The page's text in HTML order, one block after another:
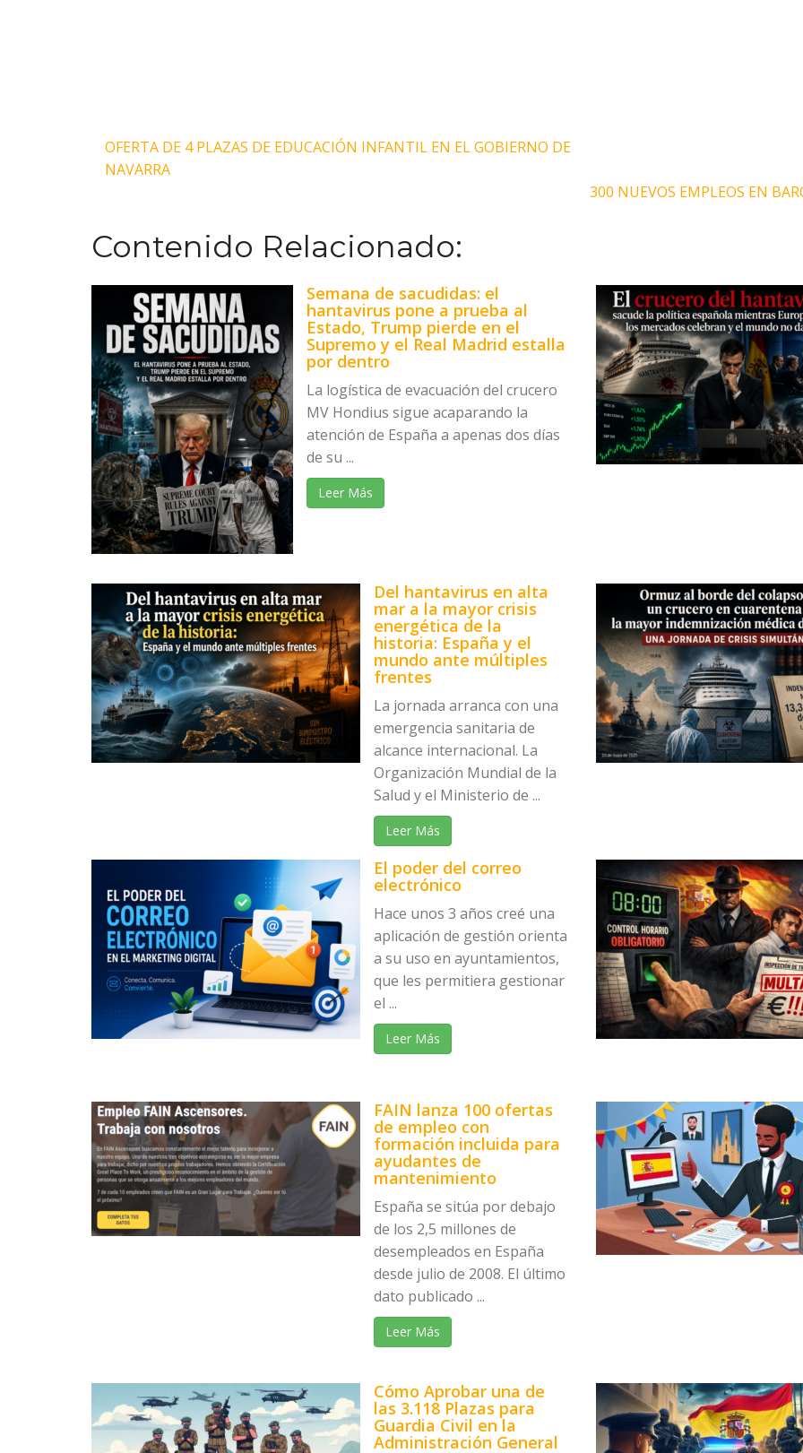
Navegación
entradas
OFERTA DE 4 PLAZAS DE EDUCACIÓN INFANTIL EN EL GOBIERNO DE
NAVARRA
300 NUEVOS EMPLEOS EN
Contenido Relacionado:
Semana de sacudidas: el
hantavirus pone a prueba al
Estado, Trump pierde en el
Supremo y el Real Madrid estalla
por dentro
La logística de evacuación del crucero
MV Hondius sigue acaparando la
atención de España a apenas dos días
de su ...
Leer Más
Del hantavirus en alta
mar a la mayor crisis
energética de la
historia: España y el
mundo ante múltiples
frentes
La jornada arranca con una
emergencia sanitaria de
alcance internacional. La
Organización Mundial de la
Salud y el Ministerio de ...
Leer Más
El poder del correo
electrónico
Hace unos 3 años creé una
aplicación de gestión orienta
a su uso en ayuntamientos,
que les permitiera gestionar
el ...
Leer Más
FAIN lanza 100 ofertas
de empleo con
formación incluida para
ayudantes de
mantenimiento
España se sitúa por debajo
de los 2,5 millones de
desempleados en España
desde julio de 2008. El último
dato publicado ...
Leer Más
Cómo Aprobar una de
las 3.118 Plazas para
Guardia Civil en la
Administración General